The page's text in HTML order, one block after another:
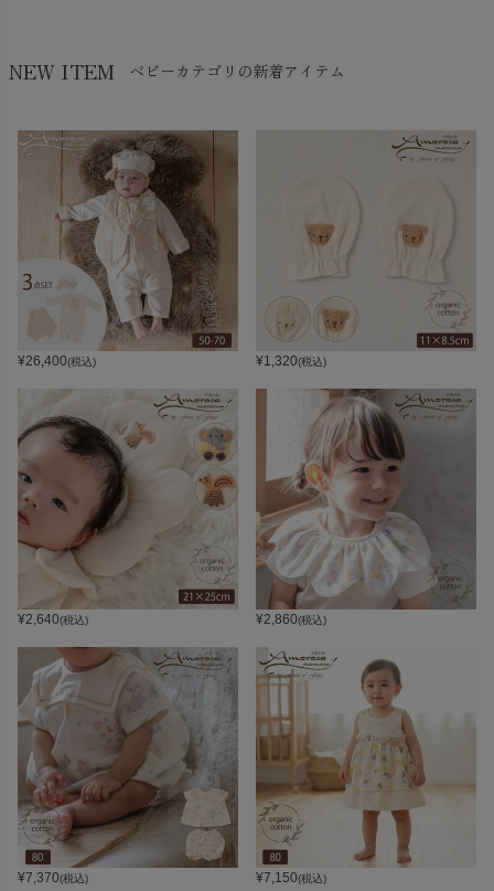
NEW ITEM ベビーカテゴリの新着アイテム
¥26,400(税込) ¥1,320(税込)
¥2,640(税込) ¥2,860(税込)
¥7,370(税込) ¥7,150(税込)